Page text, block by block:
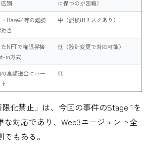
別
に保つのが困難）
Base64等の難読
否
中（誤検出リスクあり）
NFTで権限昇格
in方式
低（設計変更で対応可能）
高額送金にハー
低
化禁止」は、今回の事件のStage 1を
な対応であり、Web3エージェント全
もある。